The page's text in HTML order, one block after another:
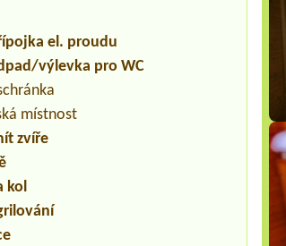
el. proudu
výlevka pro WC
místnost
zvíře
kol